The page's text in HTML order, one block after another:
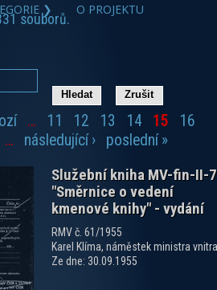
❯
O PROJEKTU
souborů.
… 11 12 13 14 15
16
… následující ›
poslední »
Služební kniha MV-fin-II-7
"Směrnice o vedení
kmenové knihy" - vydání
RMV č. 61/1955
Karel Klíma, náměstek ministra vnitra
Ze dne: 30.09.1955